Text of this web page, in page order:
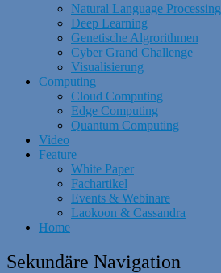
Natural Language Processing
Deep Learning
Genetische Algrorithmen
Cyber Grand Challenge
Visualisierung
Computing
Cloud Computing
Edge Computing
Quantum Computing
Video
Feature
White Paper
Fachartikel
Events & Webinare
Laokoon & Cassandra
Home
Sekundäre Navigation